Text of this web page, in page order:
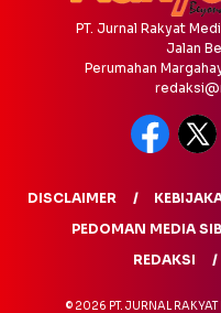
PT. Jurnal Rakyat
Jalan
Perumahan
DISCLAIMER
PEDOMAN MEDIA
REDAKSI
© 2026 PT. JURNAL RAKYAT